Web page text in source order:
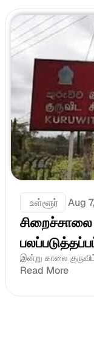
உள்ளூர் Aug
சிறைச்சாலை
இன்று காலை
Read More